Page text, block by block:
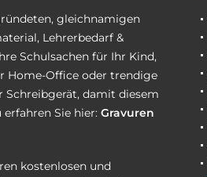
gleichnamigen
Lehrerbedarf &
Schulsachen für Ihr Kind,
Home-Office oder trendige
Schreibgerät, damit diesem
Sie hier: Gravuren
kostenlosen und